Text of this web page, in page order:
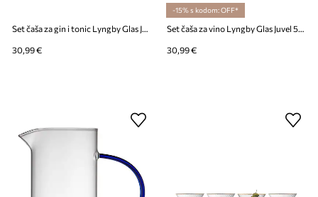
Set čaša za gin i tonic Lyngby Glas Juvel 570 ml 4-pack
30,99 €
-15% s kodom: OFF*
Set čaša za vino Lyngby Glas Juvel 500 ml 4-pack
30,99 €